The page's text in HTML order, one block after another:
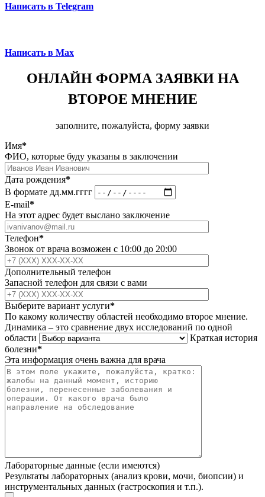
Написать в Telegram
Написать в Max
ОНЛАЙН ФОРМА ЗАЯВКИ НА
ВТОРОЕ МНЕНИЕ
заполните, пожалуйста, форму заявки
Имя*
ФИО, которые буду указаны в заключении
Дата рождения*
В формате дд.мм.гггг
E-mail*
На этот адрес будет выслано заключение
Телефон*
Звонок от врача возможен с 10:00 до 20:00
Дополнительный телефон
Запасной телефон для связи с вами
Выберите вариант услуги*
По какому количеству областей необходимо второе мнение.
Динамика – это сравнение двух исследований по одной
области
Краткая история
болезни*
Эта информация очень важна для врача
Лабораторные данные (если имеются)
Результаты лабораторных (анализ крови, мочи, биопсии) и
инструментальных данных (гастроскопия и т.п.).